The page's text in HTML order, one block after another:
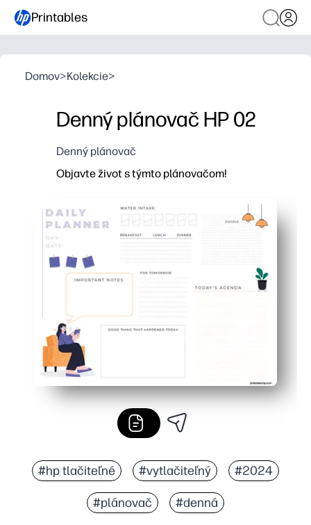
Printables
Domov>Kolekcie>
Denný plánovač HP 02
Denný plánovač
Objavte život s týmto plánovačom!
#hp tlačiteľné #vytlačiteľný #2024
#plánovač #denná